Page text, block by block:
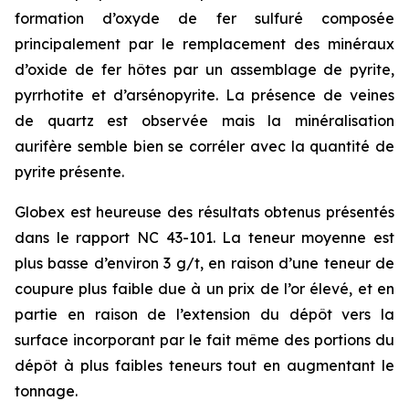
formation d’oxyde de fer sulfuré composée
principalement par le remplacement des minéraux
d’oxide de fer hôtes par un assemblage de pyrite,
pyrrhotite et d’arsénopyrite. La présence de veines
de quartz est observée mais la minéralisation
aurifère semble bien se corréler avec la quantité de
pyrite présente.
Globex est heureuse des résultats obtenus présentés
dans le rapport NC 43-101. La teneur moyenne est
plus basse d’environ 3 g/t, en raison d’une teneur de
coupure plus faible due à un prix de l’or élevé, et en
partie en raison de l’extension du dépôt vers la
surface incorporant par le fait même des portions du
dépôt à plus faibles teneurs tout en augmentant le
tonnage.